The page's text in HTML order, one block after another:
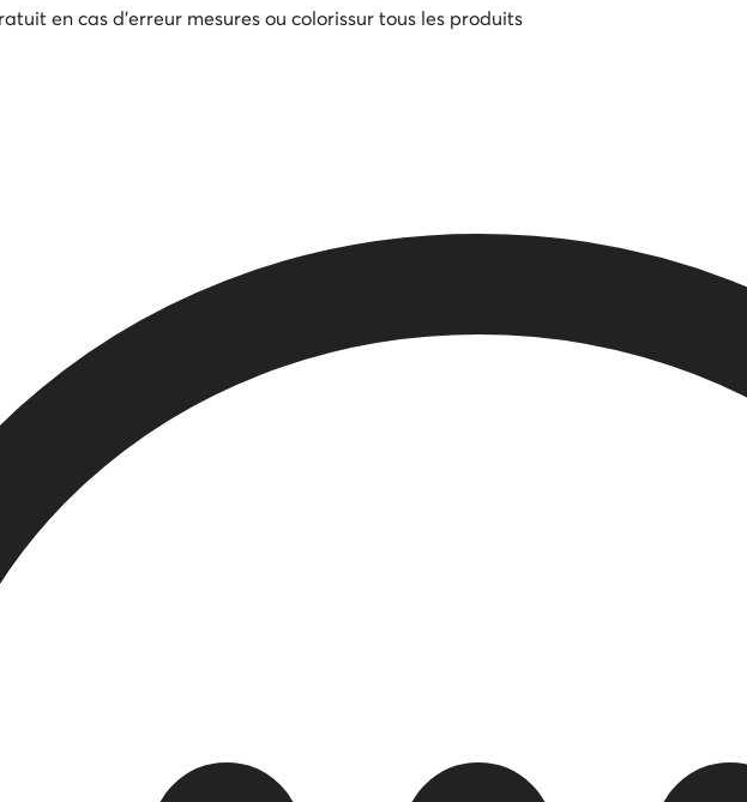
en cas d'erreur mesures ou colorissur tous les produits